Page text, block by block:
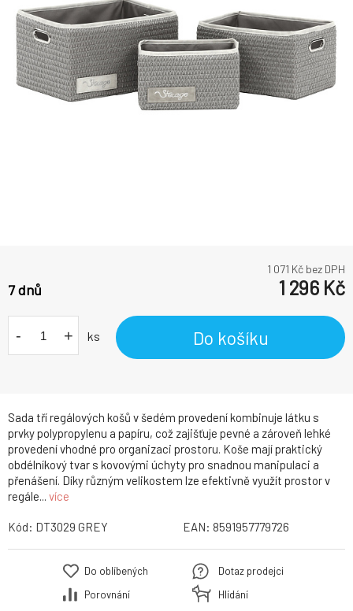
Sada tří regálových košů v šedém provedení kombinuje látku s
prvky polypropylenu a papíru, což zajišťuje pevné a zároveň lehké
provedení vhodné pro organizaci prostoru. Koše mají praktický
obdélníkový tvar s kovovými úchyty pro snadnou manipulaci a
přenášení. Díky různým velikostem lze efektivně využít prostor v
regále... více
1 071 Kč bez DPH
7 dnů 1 296 Kč
- + ks Do košíku
Kód: DT3029 GREY EAN: 8591957779726
Do oblíbených
Porovnání
Dotaz prodejci
Hlídání